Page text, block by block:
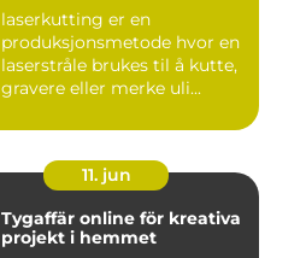
laserkutting er en
produksjonsmetode hvor en
laserstråle brukes til å kutte,
gravere eller merke uli...
11. jun
Tygaffär online för kreativa
projekt i hemmet